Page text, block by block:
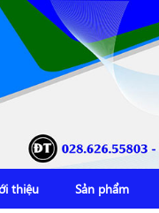
thiệu Sản phẩm